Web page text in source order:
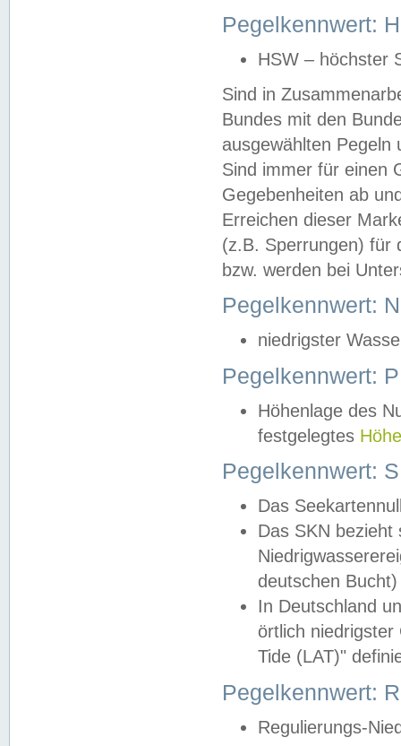
Pegelkennwert:
HSW – höchster
Sind in
Bundes mit den
ausgewählten
Sind immer für einen
Gegebenheiten ab
Erreichen dieser
(z.B. Sperrungen) für
bzw. werden bei
Pegelkennwert:
niedrigster
Pegelkennwert:
Höhenlage des
festgelegtes
Pegelkennwert:
Das
Das SKN
deutschen
In Deutschland
örtlich
Tide (LAT)"
Pegelkennwert:
Regulierungs-